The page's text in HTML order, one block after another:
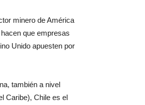
minero de América
que empresas
Unido apuesten por
también a nivel
Caribe), Chile es el